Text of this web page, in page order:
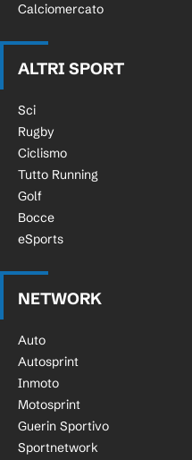
Calciomercato
ALTRI SPORT
Sci
Rugby
Ciclismo
Tutto Running
Golf
Bocce
eSports
NETWORK
Auto
Autosprint
Inmoto
Motosprint
Guerin Sportivo
Sportnetwork